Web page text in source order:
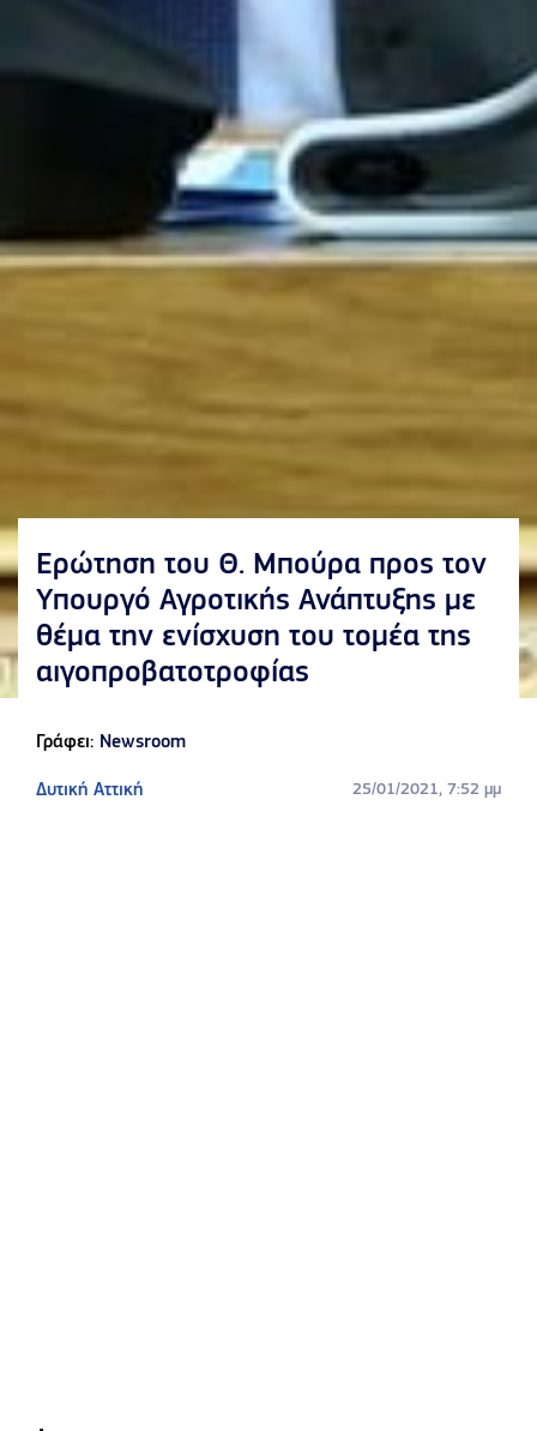
Ερώτηση του Θ. Μπούρα προς τον
Υπουργό Αγροτικής Ανάπτυξης με
θέμα την ενίσχυση του τομέα της
αιγοπροβατοτροφίας
Γράφει: Newsroom
Δυτική Αττική 25/01/2021, 7:52 μμ